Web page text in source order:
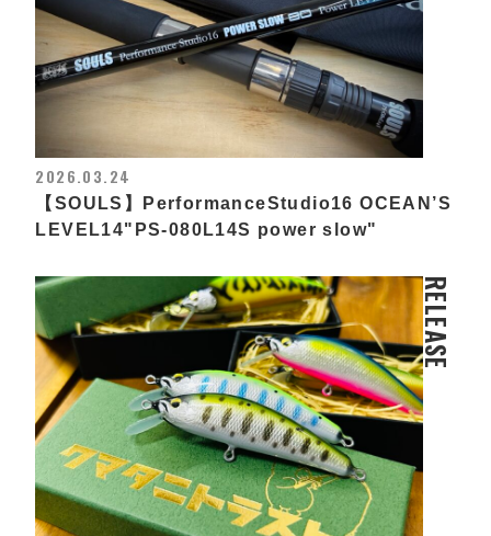
2026.03.24
【SOULS】PerformanceStudio16 OCEAN’S
LEVEL14"PS-080L14S power slow"
RELEASE